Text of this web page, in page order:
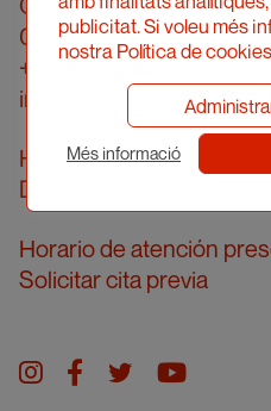
08036 Barcelona
+34 934 161 474
info@apic.cat
Horario de atención
De lunes a viernes de 10 a
Horario de atención
Solicitar cita previa
Instagram
facebook
twitteryoutube
publicitat. Si voleu més
nostra Política de
Més informació